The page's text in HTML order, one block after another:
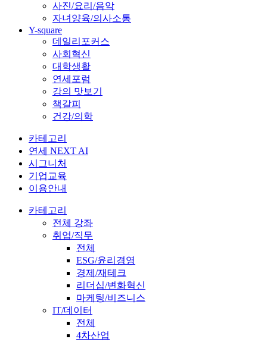
사진/요리/음악
자녀양육/의사소통
Y-square
데일리포커스
사회혁신
대학생활
연세포럼
강의 맛보기
책갈피
건강/의학
카테고리
연세 NEXT AI
시그니처
기업교육
이용안내
카테고리
전체 강좌
취업/직무
전체
ESG/윤리경영
경제/재테크
리더십/변화혁신
마케팅/비즈니스
IT/데이터
전체
4차산업